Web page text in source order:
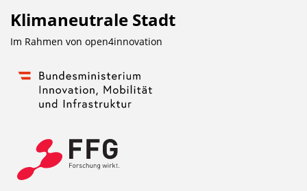
Klimaneutrale Stadt
Im Rahmen von open4innovation